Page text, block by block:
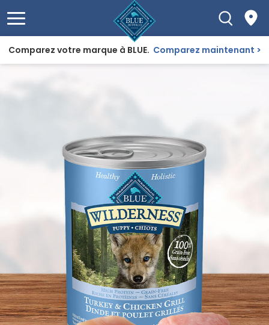
Comparez votre marque à BLUE. Comparez maintenant